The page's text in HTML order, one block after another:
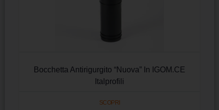
Bocchetta Antirigurgito “Nuova” In IGOM.CE
Italprofili
SCOPRI